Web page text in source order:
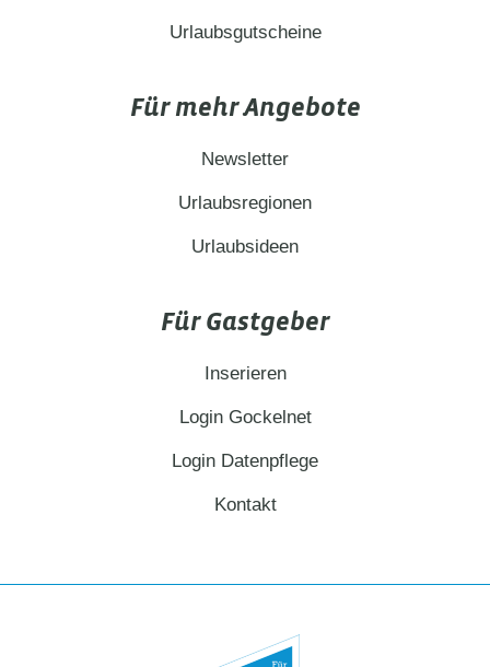
Urlaubsgutscheine
Für mehr Angebote
Newsletter
Urlaubsregionen
Urlaubsideen
Für Gastgeber
Inserieren
Login Gockelnet
Login Datenpflege
Kontakt